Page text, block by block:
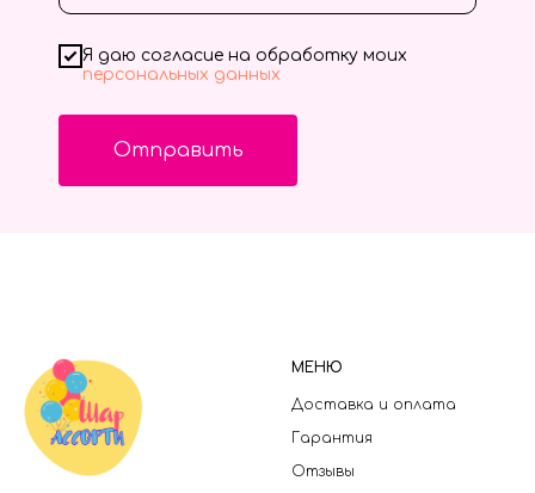
Я даю согласие на обработку моих
персональных данных
Отправить
МЕНЮ
Доставка и оплата
Гарантия
Отзывы